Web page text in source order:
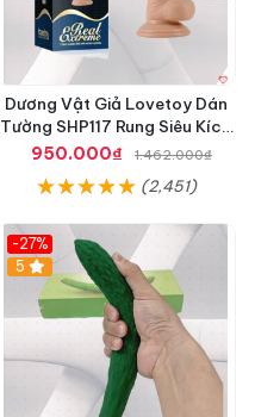
Dương Vật Giả Lovetoy Dán
Tường SHP117 Rung Siêu Kích
Thích
950.000₫ 1.462.000₫
(2,451)
-27%
5